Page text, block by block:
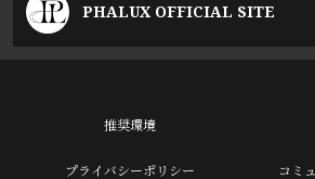
PHALUX OFFICIAL SITE
推奨環境
プライバシーポリシー コミ